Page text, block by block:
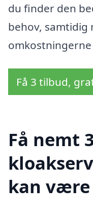
du finder den
behov, samtidig
Få 3 tilbud,
Få nemt
kan